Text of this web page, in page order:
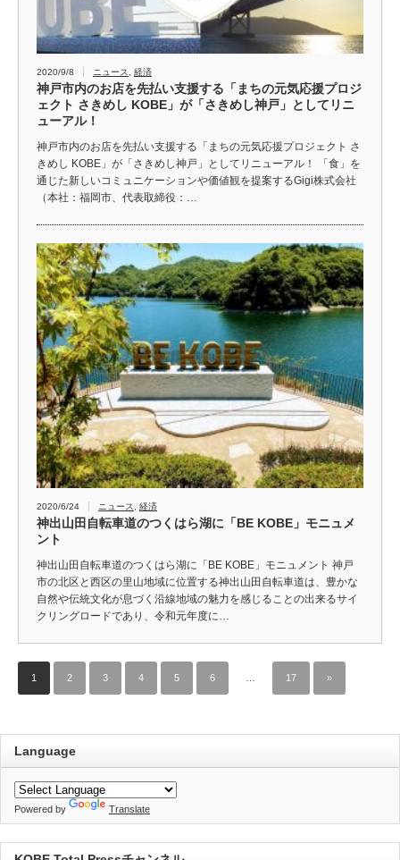
2020/9/8 ニュース 経済
神戸市内のお店を先払い支援する「まちの元気応援プロジ
ェクト さきめし KOBE」が「さきめし神戸」としてリニ
ューアル！
神戸市内のお店を先払い支援する「まちの元気応援プロジェクト さ
きめし KOBE」が「さきめし神戸」としてリニューアル！ 「食」を
通じた新しいコミュニケーションや価値観を提案するGigi株式会社
（本社：福岡市、代表取締役：…
2020/6/24 ニュース, 経済
神出山田自転車道のつくはら湖に「BE KOBE」モニュメ
ント
神出山田自転車道のつくはら湖に「BE KOBE」モニュメント 神戸
市の北区と西区の里山地域に位置する神出山田自転車道は、豊かな
自然や伝統文化が息づく沿線地域の魅力を感じることの出来るサイ
クリングロードであり、令和元年度に…
1 2 3 4 5 6 17 »
Language
Powered by Translate